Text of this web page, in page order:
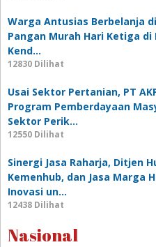
Warga Antusias Berbelanja
Pangan Murah Hari Ketiga di
Kend…
12830 Dilihat
Usai Sektor Pertanian, PT
Program Pemberdayaan
Sektor Perik…
12550 Dilihat
Sinergi Jasa Raharja, Ditjen
Kemenhub, dan Jasa Marga
Inovasi un…
12438 Dilihat
Nasional